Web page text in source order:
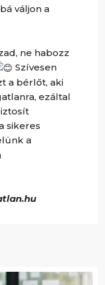
váljon a
ne habozz
Szívesen
a bérlőt, aki
ezáltal
sikeres
a